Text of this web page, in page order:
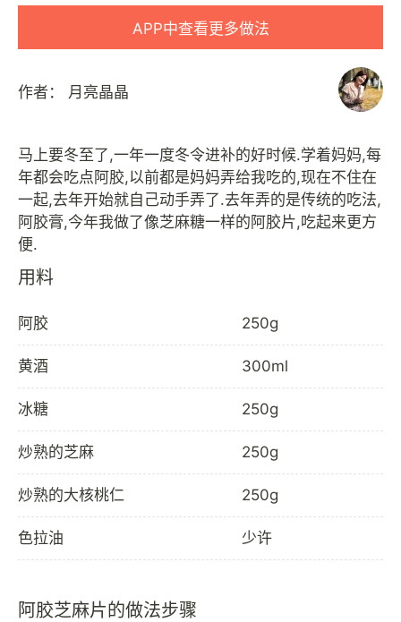
APP中查看更多做法
作者： 月亮晶晶
马上要冬至了,一年一度冬令进补的好时候.学着妈妈,每
年都会吃点阿胶,以前都是妈妈弄给我吃的,现在不住在
一起,去年开始就自己动手弄了.去年弄的是传统的吃法,
阿胶膏,今年我做了像芝麻糖一样的阿胶片,吃起来更方
用料
阿胶 250g
黄酒 300ml
冰糖 250g
炒熟的芝麻 250g
炒熟的大核桃仁 250g
色拉油 少许
阿胶芝麻片的做法步骤